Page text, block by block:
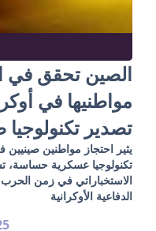
الصين تحقق في
مواطنيها في
تصدير
يثير احتجاز مواطنين
تكنولوجيا عسكرية حساسة،
الاستخباراتي في زمن
الدفاعية الأوكرانية